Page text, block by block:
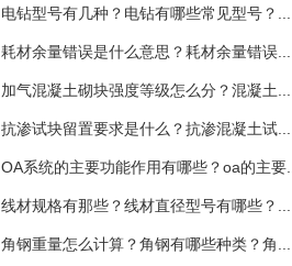
电钻型号有几种？电钻有哪些常见型号？...
耗材余量错误是什么意思？耗材余量错误...
加气混凝土砌块强度等级怎么分？混凝土...
抗渗试块留置要求是什么？抗渗混凝土试...
OA系统的主要功能作用有哪些？oa的主要...
线材规格有那些？线材直径型号有哪些？...
角钢重量怎么计算？角钢有哪些种类？角...